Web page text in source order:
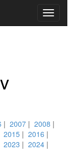
Toggle
| 2007 | 2008 |
2015 | 2016 |
2023 | 2024 |